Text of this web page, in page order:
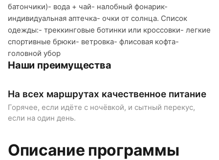
батончики)- вода + чай- налобный фонарик-
индивидуальная аптечка- очки от солнца. Список
одежды:- треккинговые ботинки или кроссовки- легкие
спортивные брюки- ветровка- флисовая кофта-
головной убор
Наши преимущества
На всех маршрутах качественное питание
Горячее, если идёте с ночёвкой, и сытный перекус,
если на один день.
Описание программы